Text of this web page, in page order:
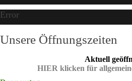
Error
Unsere Öffnungszeiten
Aktuell
HIER klicken für